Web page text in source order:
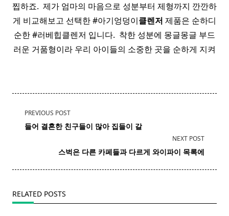
찝하죠. ​ 제가 엄마의 마음으로 성분부터 제형까지 깐깐하
게 비교해보고 선택한 #아기엉덩이클렌저 제품은 순하디
순한 #러베힙클렌저 입니다. ​ 착한 성분에 몽글몽글 부드
러운 거품형이라 우리 아이들의 소중한 곳을 순하게 지켜
<span
class="nav-
text">Page</span>
PREVIOUS POST
들어 결혼한 친구들이 많아 집들이 갈
NEXT POST
스벅은 다른 카페들과 다르게 와이파이 목록에
RELATED POSTS